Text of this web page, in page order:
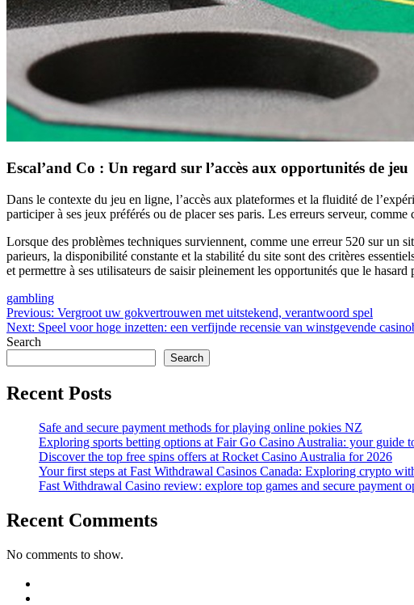
Escal’and Co : Un regard sur l’accès aux opportunités de jeu
Dans le contexte du jeu en ligne, l’accès aux plateformes et la fluidité de
participer à ses jeux préférés ou de placer ses paris. Les erreurs serveur,
Lorsque des problèmes techniques surviennent, comme une erreur 520 sur un
parieurs, la disponibilité constante et la stabilité du site sont des critères
et permettre à ses utilisateurs de saisir pleinement les opportunités que le hasard
gambling
Post
navigation
Previous: Previous
post:
Vergroot uw gokvertrouwen met uitstekend, verantwoord spel
Next: Next
post:
Speel voor hoge inzetten: een verfijnde recensie van winstgevende
Search
Search
Recent Posts
Safe and secure payment methods for playing online pokies NZ
Exploring sports betting options at Fair Go Casino Australia: your guide
Discover the top free spins offers at Rocket Casino Australia for 2026
Your first steps at Fast Withdrawal Casinos Canada: Exploring crypto
Fast Withdrawal Casino review: explore top games and secure payment
Recent Comments
No comments to show.
https://vliblogi.emu.ee/
https://loja2.cmbbrasil.com.br/